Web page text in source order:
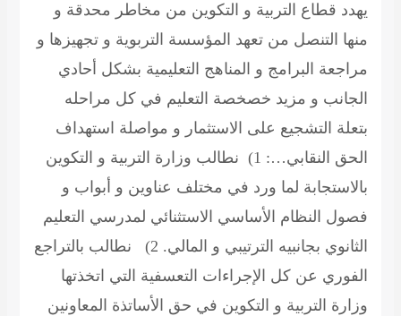
يهدد قطاع التربية و التكوين من مخاطر محدقة و
منها التنصل من تعهد المؤسسة التربوية و تجهيزها و
مراجعة البرامج و المناهج التعليمية بشكل أحادي
الجانب و مزيد خصخصة التعليم في كل مراحله
بتعلة التشجيع على الاستثمار و مواصلة استهداف
الحق النقابي…: 1) نطالب وزارة التربية و التكوين
بالاستجابة لما ورد في مختلف عناوين و أبواب و
فصول النظام الأساسي الاستثنائي لمدرسي التعليم
الثانوي بجانبيه الترتيبي و المالي. 2) نطالب بالتراجع
الفوري عن كل الإجراءات التعسفية التي اتخذتها
وزارة التربية و التكوين في حق الأساتذة المعاونين